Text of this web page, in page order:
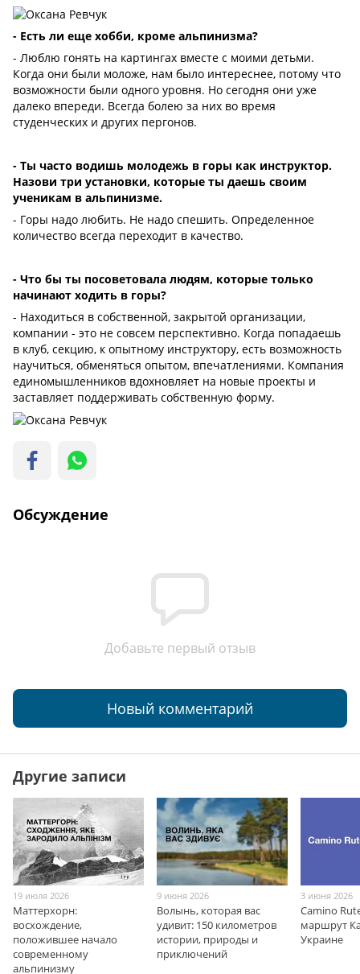
- Есть ли еще хобби, кроме альпинизма?
- Люблю гонять на картингах вместе с моими детьми.
Когда они были моложе, нам было интереснее, потому что
возможности были одного уровня. Но сегодня они уже
далеко впереди. Всегда болею за них во время
студенческих и других пергонов.
- Ты часто водишь молодежь в горы как инструктор.
Назови три установки, которые ты даешь своим
ученикам в альпинизме.
- Горы надо любить. Не надо спешить. Определенное
количество всегда переходит в качество.
- Что бы ты посоветовала людям, которые только
начинают ходить в горы?
- Находиться в собственной, закрытой организации,
компании - это не совсем перспективно. Когда попадаешь
в клуб, секцию, к опытному инструктору, есть возможность
научиться, обменяться опытом, впечатлениями. Компания
единомышленников вдохновляет на новые проекты и
заставляет поддерживать собственную форму.
Обсуждение
Добавьте первый отзыв
Новый комментарий
Другие записи
19 июля 2026
Маттерхорн:
восхождение,
положившее начало
современному
альпинизму
9 июня 2026
Волынь, которая вас
удивит: 150 километров
истории, природы и
приключений
3 июня 2026
Camino
маршрут
Украине